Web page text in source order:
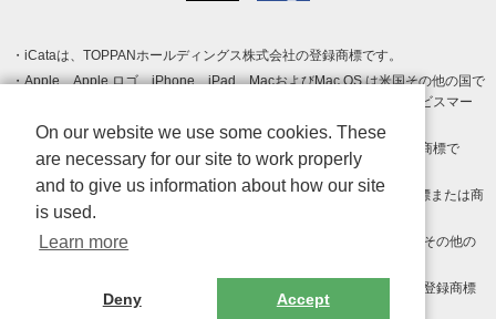
iCataは、TOPPANホールディングス株式会社の登録商標です。
Apple、Apple ロゴ、iPhone、iPad、MacおよびMac OS は米国その他の国で
登録された Apple Inc. の商標です。App Store は Apple Inc. のサービスマー
クです。
Android、Google Play および Google Play ロゴ は Google LLC の商標で
す。
Windows は Microsoft Inc.の米国およびその他の国における登録商標または商
標です。
Adobe、Adobe Reader、Adobe PDF は、Adobe Inc.の米国およびその他の
その他、記載されている会社名、商品名、ロゴは各社の商標または登録商標
On our website we use some cookies. These
are necessary for our site to work properly
and to give us information about how our site
is used.
Learn more
Deny Accept